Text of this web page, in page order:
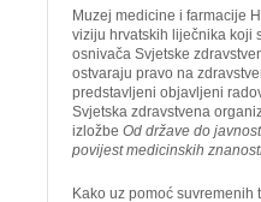
Muzej medicine i farmacije
viziju hrvatskih liječnika koji
osnivača Svjetske
ostvaraju pravo na
predstavljeni objavljeni
Svjetska zdravstvena
izložbe Od države do
povijest medicinskih
Kako uz pomoć